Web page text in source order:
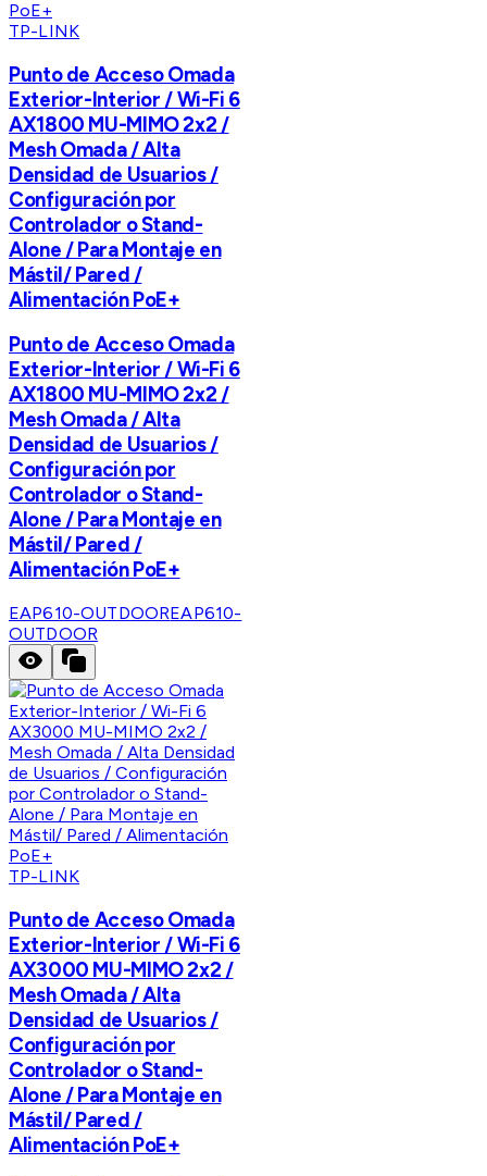
TP-LINK
Punto de Acceso Omada
Exterior-Interior / Wi-Fi 6
AX1800 MU-MIMO 2x2 /
Mesh Omada / Alta
Densidad de Usuarios /
Configuración por
Controlador o Stand-
Alone / Para Montaje en
Mástil/ Pared /
Alimentación PoE+
Punto de Acceso Omada
Exterior-Interior / Wi-Fi 6
AX1800 MU-MIMO 2x2 /
Mesh Omada / Alta
Densidad de Usuarios /
Configuración por
Controlador o Stand-
Alone / Para Montaje en
Mástil/ Pared /
Alimentación PoE+
EAP610-OUTDOOREAP610-
OUTDOOR
TP-LINK
Punto de Acceso Omada
Exterior-Interior / Wi-Fi 6
AX3000 MU-MIMO 2x2 /
Mesh Omada / Alta
Densidad de Usuarios /
Configuración por
Controlador o Stand-
Alone / Para Montaje en
Mástil/ Pared /
Alimentación PoE+